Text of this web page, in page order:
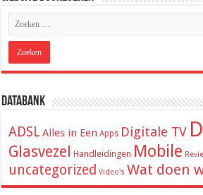
Databank
ADSL Alles in Een Apps Digitale TV
Glasvezel Handleidingen Mobile
uncategorized Video's Wat doen